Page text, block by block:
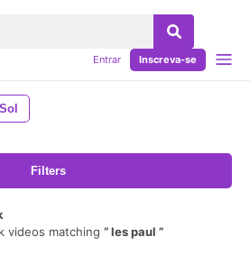
Entrar Inscreva-se
Filters
videos matching
les paul